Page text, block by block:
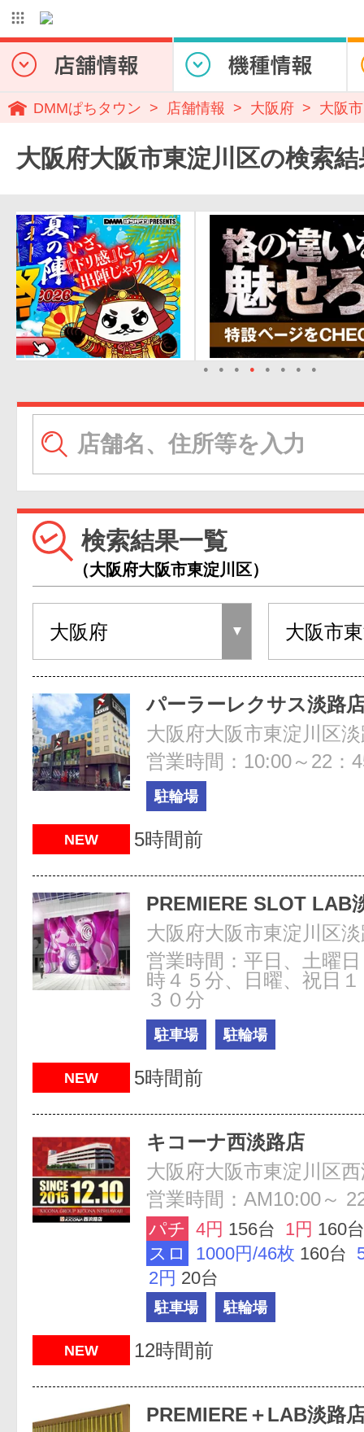
DMMぱちタウン 店舗情報 大阪府 大阪市
大阪府大阪市東淀川区の検索
● ● ● ● ● ● ● ●
検索結果一覧
（大阪府大阪市東淀川区）
パーラーレクサス淡路
大阪府大阪市東淀川区
営業時間：10:00～22：
駐輪場
NEW 5時間前
PREMIERE SLOT LAB
大阪府大阪市東淀川区
営業時間：平日、土曜
時４５分、日曜、祝日
３０分
駐車場 駐輪場
NEW 5時間前
キコーナ西淡路店
大阪府大阪市東淀川区
営業時間：AM10:00～
パチ 4円 156台 1円 160台
スロ
1000円/46枚 160台
2円 20台
駐車場 駐輪場
NEW 12時間前
PREMIERE＋LAB淡路